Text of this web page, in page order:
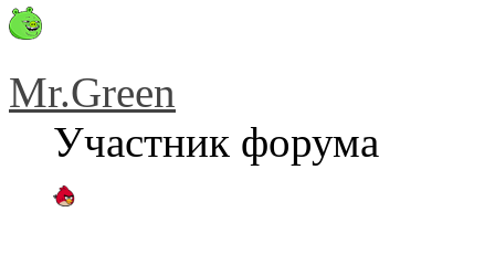
Mr.Green
Участник форума